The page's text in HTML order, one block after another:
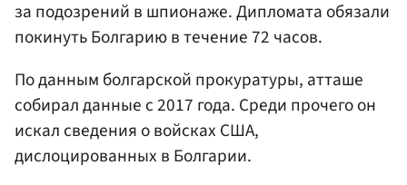
за подозрений в шпионаже. Дипломата обязали
покинуть Болгарию в течение 72 часов.
По данным болгарской прокуратуры, атташе
собирал данные с 2017 года. Среди прочего он
искал сведения о войсках США,
дислоцированных в Болгарии.